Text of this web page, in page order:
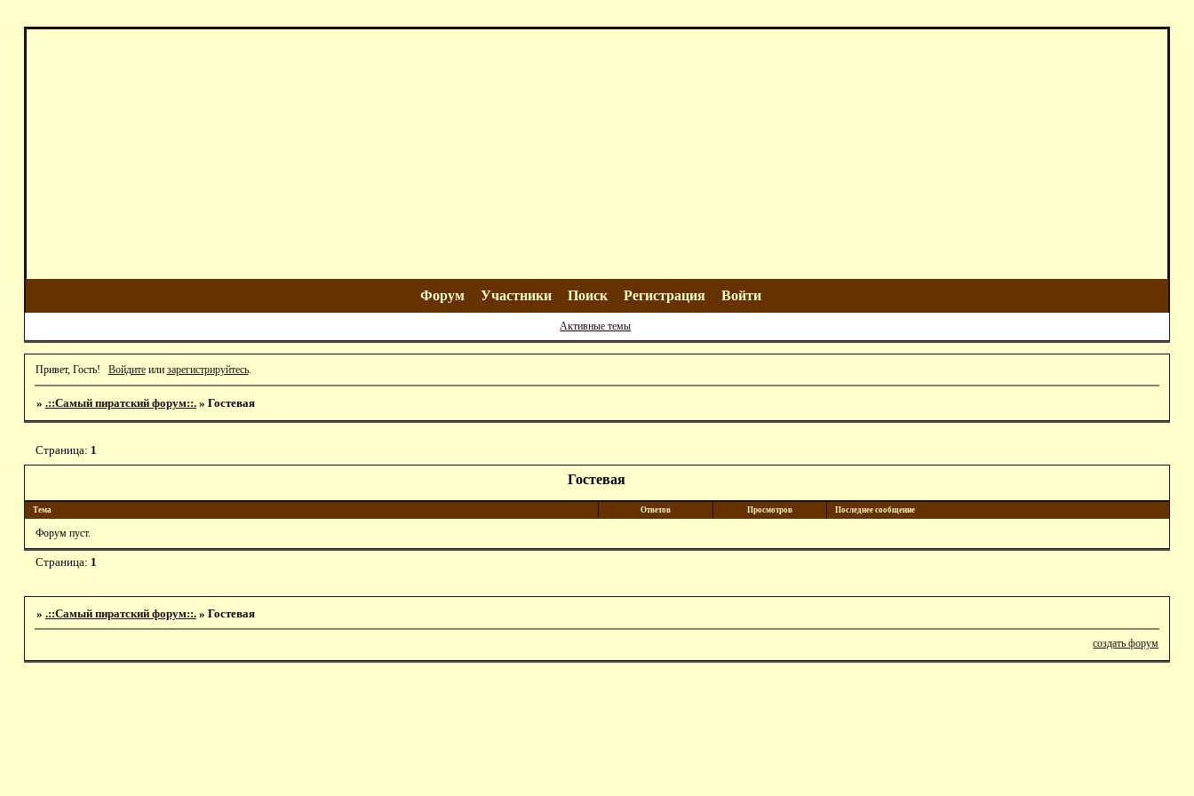
Форум Участники Поиск Регистрация Войти
Активные темы
Привет, Гость! Войдитеили зарегистрируйтесь.
» .::Самый пиратский форум::. » Гостевая
Гостевая
Страница: 1
Тема Ответов Просмотров Последнее сообщение
Форум пуст.
Страница: 1
» .::Самый пиратский форум::. » Гостевая
создать форум